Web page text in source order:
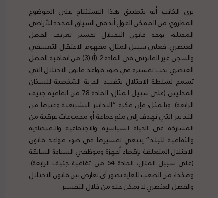
يرى الكاتب أنه بتطبيق هذا الاستنتاج على الموضوع
المطروح، من الممكن القول أنه في السياق المحدد للأراضي
المحتلة، يوجه قانون الاحتلال تفسير تعريف الفصل
العنصري. فعلى سبيل المثال، مفهوم الاعتقال التعسفي
والسجن غير القانوني في المادة 2 (أ) (3) من اتفاقية الفصل
العنصري يجب تفسيره في ضوء قواعد قانون الاحتلال التي
تسمح لسلطة الاحتلال بتقييد الحرية الشخصية للسكان
المحليين (على سبيل المثال، المادة 78 من اتفاقية جنيف
الرابعة). وبالمثل، فإن فكرة “التدابير التشريعية وغيرها من
التدابير التي تهدف إلى منع جماعة أو مجموعات عرقية من
المشاركة في الحياة السياسية والاجتماعية والاقتصادية
والثقافية للبلد” ينبغي تفسيرها في ضوء قواعد قانون
الاحتلال المتعلقة بإقصاء أجهزة وموظفي السيادة السابقة
(على سبيل المثال، المادة 54 من اتفاقية جنيف الرابعة).
وهكذا، من الصعب للغاية تصور أي تعارض بين قانون الاحتلال
والفصل العنصري لا يمكن حله من خلال التفسير.